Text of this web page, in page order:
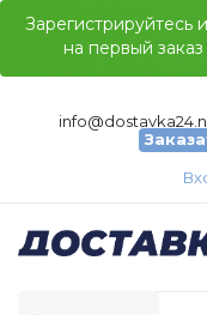
Зарегистрируйтесь
на первый заказ